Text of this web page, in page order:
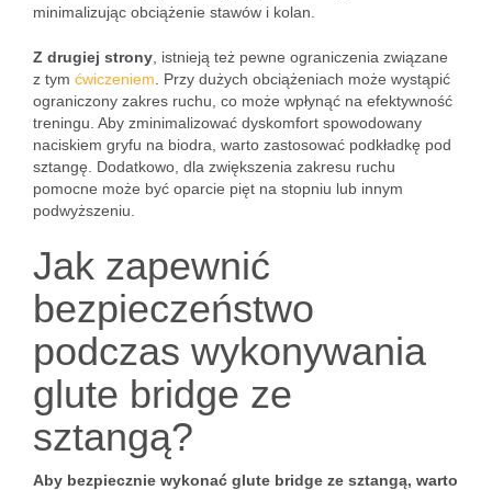
minimalizując obciążenie stawów i kolan.
Z drugiej strony , istnieją też pewne ograniczenia związane
z tym ćwiczeniem . Przy dużych obciążeniach może wystąpić
ograniczony zakres ruchu, co może wpłynąć na efektywność
treningu. Aby zminimalizować dyskomfort spowodowany
naciskiem gryfu na biodra, warto zastosować podkładkę pod
sztangę. Dodatkowo, dla zwiększenia zakresu ruchu
pomocne może być oparcie pięt na stopniu lub innym
podwyższeniu.
Jak zapewnić
bezpieczeństwo
podczas wykonywania
glute bridge ze
sztangą?
Aby bezpiecznie wykonać glute bridge ze sztangą, warto